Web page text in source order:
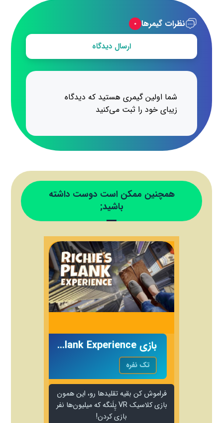
نظرات گیمرها ۰
ارسال دیدگاه
شما اولین گیمری هستید که دیدگاه
زیبای خود را ثبت می‌کنید
همچنین ممکن است دوست داشته
باشید;
بازی Richie’s Plank Experience
تک نفره
فراموش کن بقیه تقلیدها رو، این همون
بازی کلاسیک VR پِلَنگه که میلیون‌ها نفر
بازی کردن!